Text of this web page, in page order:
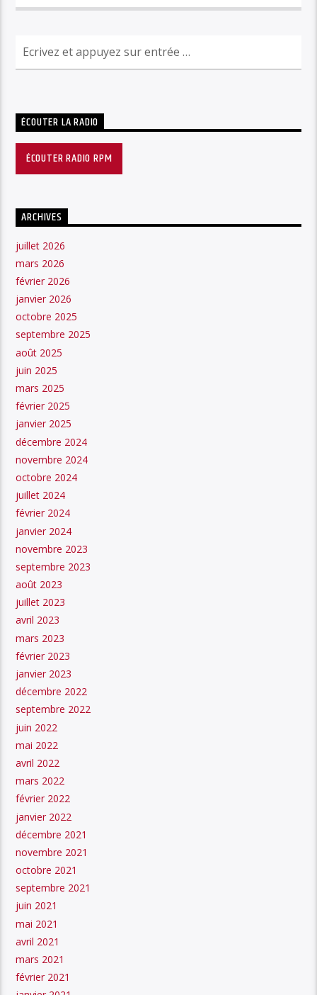
ÉCOUTER LA RADIO
ÉCOUTER RADIO RPM
ARCHIVES
juillet 2026
mars 2026
février 2026
janvier 2026
octobre 2025
septembre 2025
août 2025
juin 2025
mars 2025
février 2025
janvier 2025
décembre 2024
novembre 2024
octobre 2024
juillet 2024
février 2024
janvier 2024
novembre 2023
septembre 2023
août 2023
juillet 2023
avril 2023
mars 2023
février 2023
janvier 2023
décembre 2022
septembre 2022
juin 2022
mai 2022
avril 2022
mars 2022
février 2022
janvier 2022
décembre 2021
novembre 2021
octobre 2021
septembre 2021
juin 2021
mai 2021
avril 2021
mars 2021
février 2021